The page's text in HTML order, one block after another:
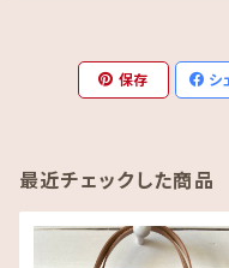
保存 シ
最近チェックした商品